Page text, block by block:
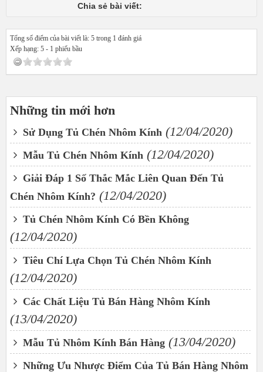
Chia sẻ bài viết:
Tổng số điểm của bài viết là: 5 trong 1 đánh giá
Xếp hạng: 5 - 1 phiếu bầu
Những tin mới hơn
Sử Dụng Tủ Chén Nhôm Kính (12/04/2020)
Mẫu Tủ Chén Nhôm Kính (12/04/2020)
Giải Đáp 1 Số Thắc Mắc Liên Quan Đến Tủ
Chén Nhôm Kính? (12/04/2020)
Tủ Chén Nhôm Kính Có Bền Không
(12/04/2020)
Tiêu Chí Lựa Chọn Tủ Chén Nhôm Kính
(12/04/2020)
Các Chất Liệu Tủ Bán Hàng Nhôm Kính
(13/04/2020)
Mẫu Tủ Nhôm Kính Bán Hàng (13/04/2020)
Những Ưu Nhược Điểm Của Tủ Bán Hàng Nhôm